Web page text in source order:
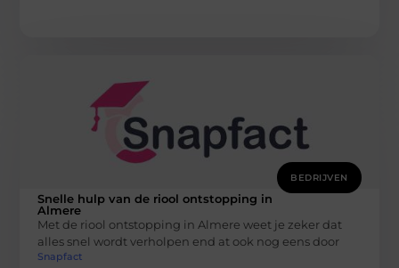
BEDRIJVEN
Snelle hulp van de riool ontstopping in
Almere
Met de riool ontstopping in Almere weet je zeker dat
alles snel wordt verholpen end at ook nog eens door
Snapfact